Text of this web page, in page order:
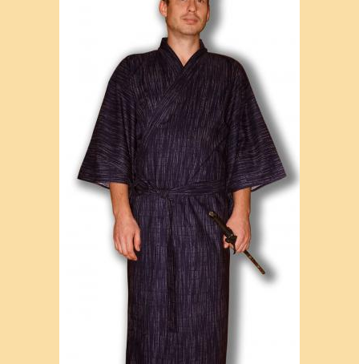
посмотреть подарочную упаковку